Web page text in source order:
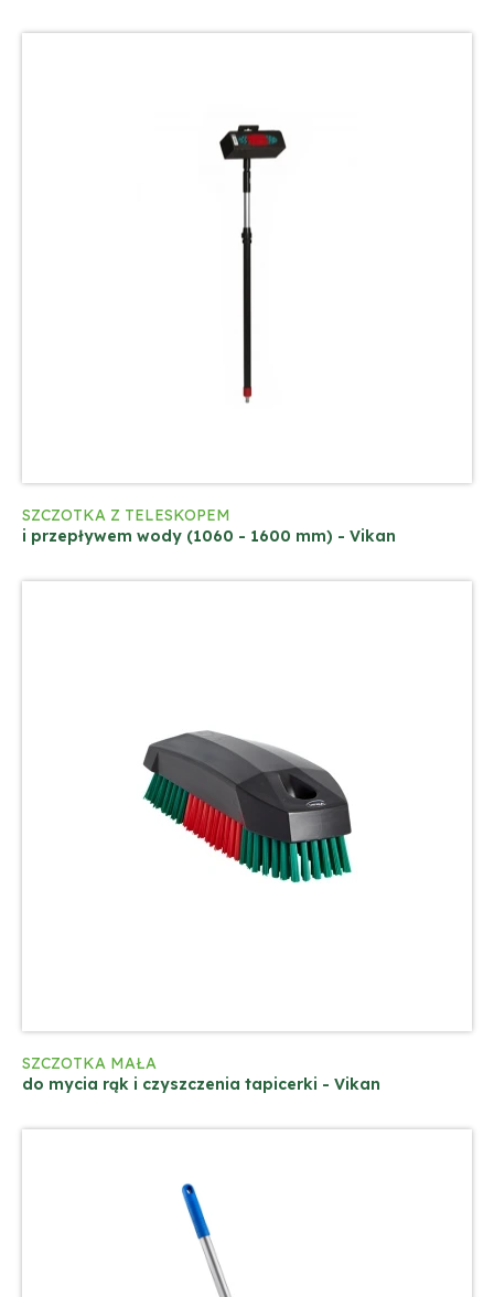
SZCZOTKA Z TELESKOPEM
i przepływem wody (1060 - 1600 mm) - Vikan
SZCZOTKA MAŁA
do mycia rąk i czyszczenia tapicerki - Vikan